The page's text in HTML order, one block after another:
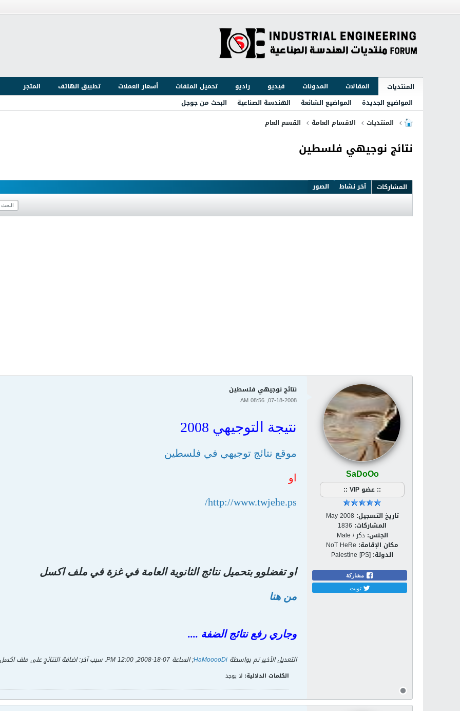
المنتديات المقالات المدونات فيديو راديو تحميل الملفات أسعار العملات تطبيق الهاتف
المتجر
المواضيع الجديدة
المواضيع الشائعة الهندسة الصناعية
البحث من جوجل
المنتديات
الاقسام العامة القسم العام
نتائج نوجيهي فلسطين
المشاركات آخر نشاط الصور
SaDoOo
:: عضو VIP ::
تاريخ التسجيل: May 2008
المشاركات: 1836
الجنس: ذكر / Male
مكان الإقامة: NoT HeRe
الدولة: Palestine [PS]
مشاركة
تويت
نتائج نوجيهي فلسطين
07-18-2008, 08:56 AM
نتيجة التوجيهي 2008
موقع نتائج توجيهي في فلسطين
او
http://www.twjehe.ps/
او تفضلوو بتحميل نتائج الثانوية العامة في غزة في ملف اكسل
من هنا
وجاري رفع نتائج الضفة ....
التعديل الأخير تم بواسطة HaMooooDi; الساعة 07-18-2008, 12:00 PM
.سبب آخر:اضافة النتائج على ملف اكسل
الكلمات الدلالية: لا يوجد